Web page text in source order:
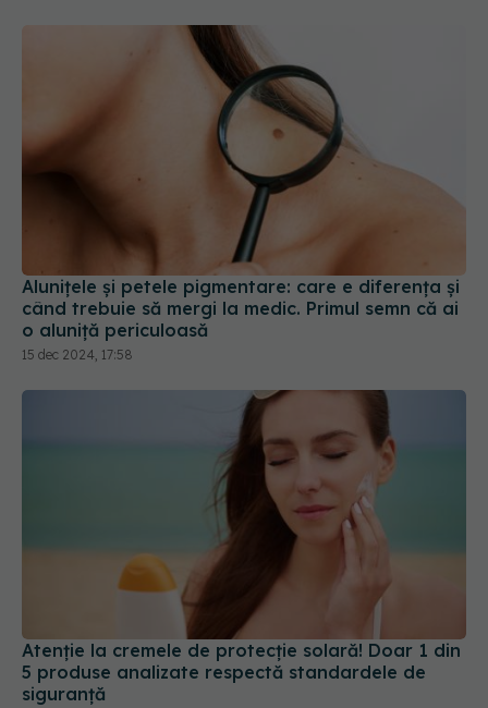
Alunițele și petele pigmentare: care e diferența și
când trebuie să mergi la medic. Primul semn că ai
o aluniță periculoasă
15 dec 2024, 17:58
Atenție la cremele de protecție solară! Doar 1 din
5 produse analizate respectă standardele de
siguranță